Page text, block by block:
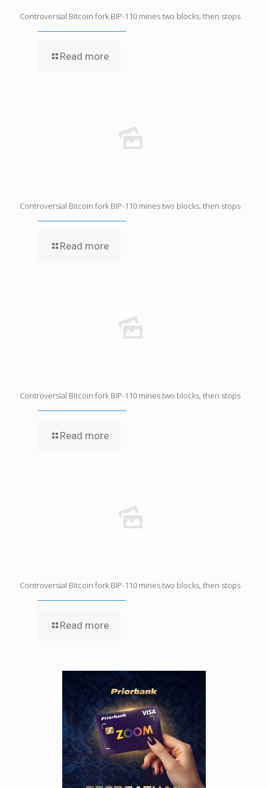
Controversial Bitcoin fork BIP-110 mines two blocks, then stops
Read more
Controversial Bitcoin fork BIP-110 mines two blocks, then stops
Read more
Controversial Bitcoin fork BIP-110 mines two blocks, then stops
Read more
Controversial Bitcoin fork BIP-110 mines two blocks, then stops
Read more